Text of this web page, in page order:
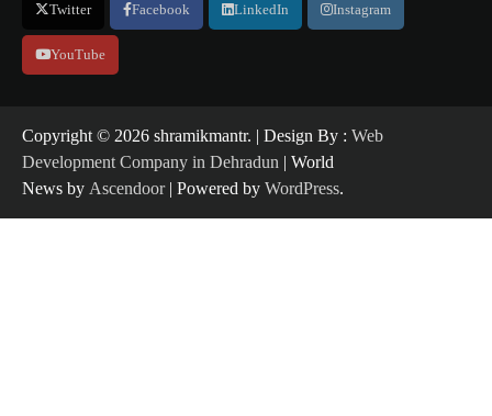
Twitter Facebook LinkedIn Instagram
YouTube
Copyright ©️ 2026 shramikmantr. | Design By : Web
Development Company in Dehradun | World
News by Ascendoor| Powered by WordPress.